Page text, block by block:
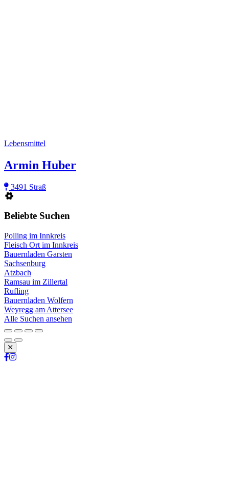
Lebensmittel
Armin Huber
3491 Straß
Beliebte Suchen
Polling im Innkreis
Fleisch Ort im Innkreis
Bauernladen Garsten
Sachsenburg
Atzbach
Ramsau im Zillertal
Rufling
Bauernladen Wolfern
Weyregg am Attersee
Alle Suchen ansehen
Schließen